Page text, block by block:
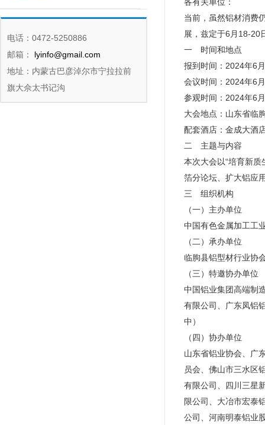
电话：0472-5250886
邮箱：
lyinfo@gmail.com
地址：内蒙古巴彦淖尔市宁拉拉前
旗大佘太书记沟
当前，虽然铝材消费
展，兹定于6月18-20
一 时间和地点
报到时间：2024年6
会议时间：2024年6
参观时间：2024年6
大会地点：山东省临
配套酒店：金成大酒
二 主题与内容
本次大会以“培育新
箔分论坛、扩大铝应
三 组织机构
（一）主办单位
中国有色金属加工工
（二）承办单位
临朐县铝型材行业协
（三）特邀协办单位
中国铝业集团高端制
有限公司、广东凤铝
中）
（四）协办单位
山东省铝业协会、广
员会、佛山市三水区
有限公司、四川三星
限公司、大冶市宏泰
公司、河南明泰铝业